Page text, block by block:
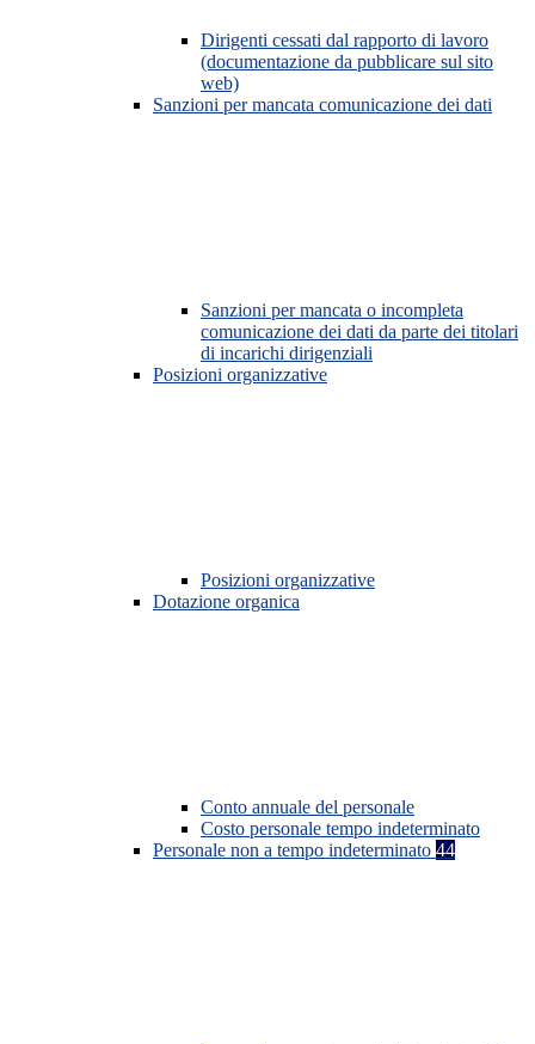
Dirigenti cessati dal rapporto di lavoro
(documentazione da pubblicare sul sito
web)
Sanzioni per mancata comunicazione dei dati
Sanzioni per mancata o incompleta
comunicazione dei dati da parte dei titolari
di incarichi dirigenziali
Posizioni organizzative
Posizioni organizzative
Dotazione organica
Conto annuale del personale
Costo personale tempo indeterminato
Personale non a tempo indeterminato 44